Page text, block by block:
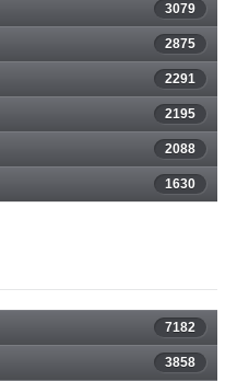
3079
2875
2291
2195
2088
1630
7182
3858